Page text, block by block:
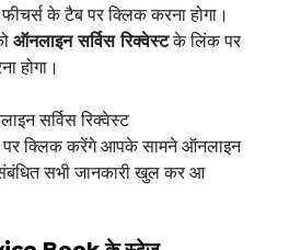
के टैब पर क्लिक करना होगा।
ऑनलाइन सर्विस रिक्वेस्टके लिंक पर
होगा।
क्लिक करेंगे आपके सामने ऑनलाइन
सभी जानकारी खुल कर आ